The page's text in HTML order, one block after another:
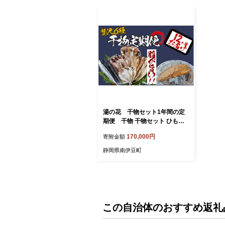
湯の花 干物セット1年間の定
期便 干物 干物セット ひもの
さば 詰め合わせ 伊豆 海鮮 静岡
県産
寄附金額 170,000円
静岡県南伊豆町
この自治体のおすすめ返